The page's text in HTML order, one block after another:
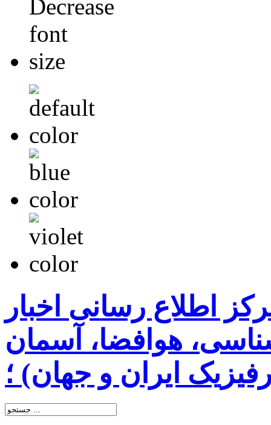
اطلاع رسانی اخبار
هوافضا، آسمان
ایران و جهان) ؛